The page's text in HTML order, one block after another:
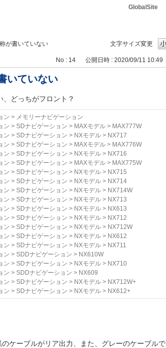
GlobalSite
文字サイズ変更
が書いていない
No : 14 公開日時 : 2020/09/11 10:49
いていない
どっちがフロント？
ン > メモリーナビゲーション
ン > SDナビゲーション > MAXモデル > MAX777W
ン > SDナビゲーション > NXモデル > NX717
ン > SDナビゲーション > MAXモデル > MAX776W
ン > SDナビゲーション > NXモデル > NX716
ン > SDナビゲーション > MAXモデル > MAX775W
ン > SDナビゲーション > NXモデル > NX715
ン > SDナビゲーション > NXモデル > NX714
ン > SDナビゲーション > NXモデル > NX714W
ン > SDナビゲーション > NXモデル > NX713
ン > SDナビゲーション > NXモデル > NX613
ン > SDナビゲーション > NXモデル > NX712
ン > SDナビゲーション > NXモデル > NX712W
ン > SDナビゲーション > NXモデル > NX612
ン > SDナビゲーション > NXモデル > NX711
ン > SDDナビゲーション > NX610W
ン > SDナビゲーション > NXモデル > NX710
ン > SDDナビゲーション > NX609
ン > SDナビゲーション > NXモデル > NX712W+
ン > SDナビゲーション > NXモデル > NX612+
ケーブルがリア出力、また、グレーのケーブルで